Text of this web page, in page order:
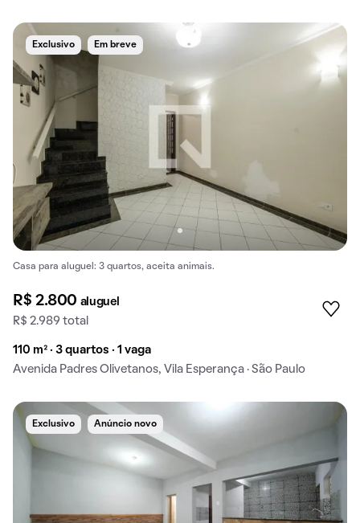
Exclusivo Em breve
Casa para aluguel: 3 quartos, aceita animais.
R$ 2.800 aluguel
R$ 2.989 total
110 m² · 3 quartos · 1 vaga
Avenida Padres Olivetanos, Vila Esperança · São Paulo
Exclusivo Anúncio novo